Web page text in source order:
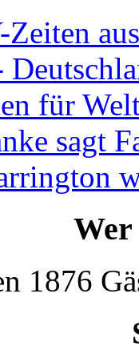
Zeiten
für
sagt
1876